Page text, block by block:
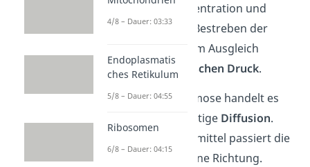
der höheren Konzentration und
verdünnt sie. Das Bestreben der
Teilchen nach einem Ausgleich
nennst duosmotischen Druck.
Merke:Bei der Osmose handelt es
sich um eine einseitige Diffusion.
Denn das Lösungsmittel passiert die
Membran nur in eine Richtung.
4/8 – Dauer: 03:33
Endoplasmatis
ches Retikulum
5/8 – Dauer: 04:55
Ribosomen
6/8 – Dauer: 04:15